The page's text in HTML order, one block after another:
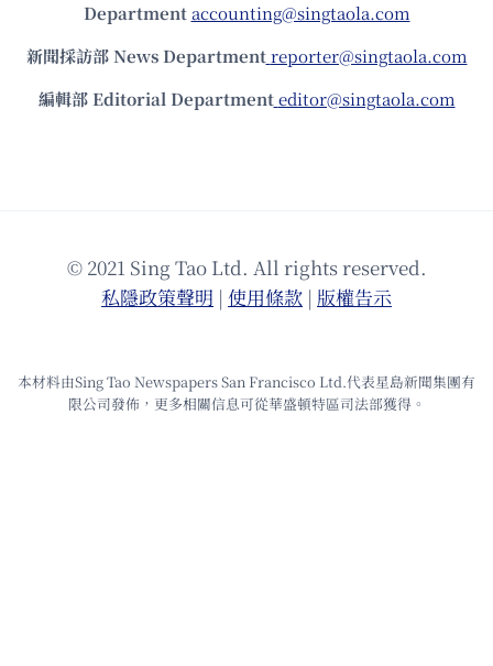
Department accounting@singtaola.com
新聞採訪部 News Department reporter@singtaola.com
編輯部 Editorial Department editor@singtaola.com
© 2021 Sing Tao Ltd. All rights reserved.
私隱政策聲明 | 使⽤條款 | 版權告⽰
本材料由Sing Tao Newspapers San Francisco Ltd.代表星島新聞集團有
限公司發佈，更多相關信息可從華盛頓特區司法部獲得。